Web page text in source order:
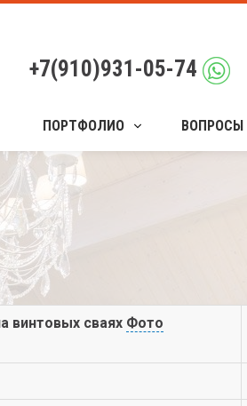
+7(910)931-05-74
ПОРТФОЛИО ВОПРОСЫ
винтовых сваях Фото